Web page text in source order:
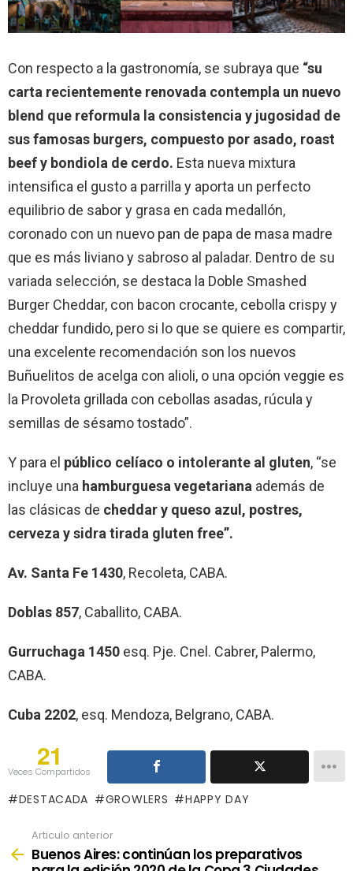
Con respecto a la gastronomía, se subraya que “su
carta recientemente renovada contempla un nuevo
blend que reformula la consistencia y jugosidad de
sus famosas burgers, compuesto por asado, roast
beef y bondiola de cerdo. Esta nueva mixtura
intensifica el gusto a parrilla y aporta un perfecto
equilibrio de sabor y grasa en cada medallón,
coronado con un nuevo pan de papa de masa madre
que es más liviano y sabroso al paladar. Dentro de su
variada selección, se destaca la Doble Smashed
Burger Cheddar, con bacon crocante, cebolla crispy y
cheddar fundido, pero si lo que se quiere es compartir,
una excelente recomendación son los nuevos
Buñuelitos de acelga con alioli, o una opción veggie es
la Provoleta grillada con cebollas asadas, rúcula y
semillas de sésamo tostado”.
Y para el público celíaco o intolerante al gluten, “se
incluye una hamburguesa vegetariana además de
las clásicas de cheddar y queso azul, postres,
cerveza y sidra tirada gluten free”.
Av. Santa Fe 1430, Recoleta, CABA.
Doblas 857, Caballito, CABA.
Gurruchaga 1450 esq. Pje. Cnel. Cabrer, Palermo,
CABA.
Cuba 2202, esq. Mendoza, Belgrano, CABA.
21
Veces Compartidos
DESTACADA GROWLERS HAPPY DAY
more
Articulo anterior
Buenos Aires: continúan los preparativos